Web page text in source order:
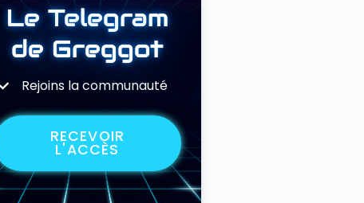
Le Telegram
de Greggot
Rejoins la communauté
RECEVOIR
L'ACCÈS